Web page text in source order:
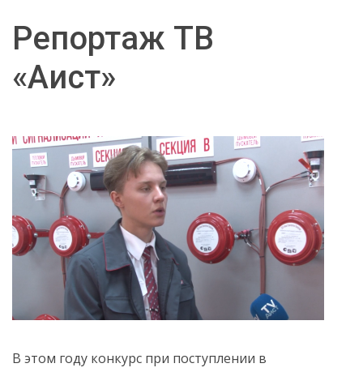
Репортаж ТВ
«Аист»
В этом году конкурс при поступлении в